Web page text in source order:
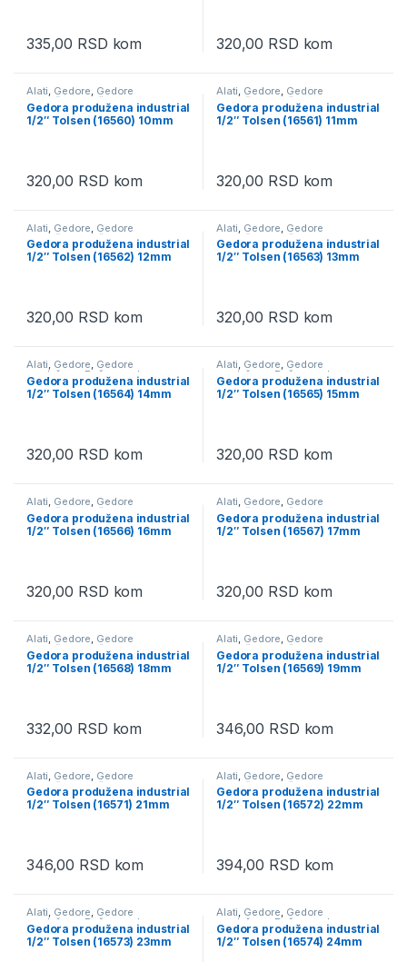
335,00 RSD kom 320,00 RSD kom
Alati, Gedore, Gedore
produžene Račne, gedore,
adapteri i produžeci ( nastavci ),
Ručni alati
Gedora produžena industrial
1/2″ Tolsen (16560) 10mm
320,00 RSD kom
Alati, Gedore, Gedore
produžene Račne, gedore,
adapteri i produžeci ( nastavci ),
Ručni alati
Gedora produžena industrial
1/2″ Tolsen (16561) 11mm
320,00 RSD kom
Alati Gedore Gedore
produžene Račne, gedore,
adapteri i produžeci ( nastavci ),
Ručni alati
Gedora produžena industrial
1/2″ Tolsen (16562) 12mm
320,00 RSD kom
Alati Gedore Gedore
produžene Račne, gedore,
adapteri i produžeci ( nastavci ),
Ručni alati
Gedora produžena industrial
1/2″ Tolsen (16563) 13mm
320,00 RSD kom
Alati, Gedore, Gedore
produžene Račne, gedore,
adapteri i produžeci ( nastavci ),
Ručni alati
Gedora produžena industrial
1/2″ Tolsen (16564) 14mm
320,00 RSD kom
Alati, Gedore, Gedore
produžene Račne, gedore,
adapteri i produžeci ( nastavci ),
Ručni alati
Gedora produžena industrial
1/2″ Tolsen (16565) 15mm
320,00 RSD kom
Alati, Gedore, Gedore
produžene Račne, gedore,
adapteri i produžeci ( nastavci ),
Ručni alati
Gedora produžena industrial
1/2″ Tolsen (16566) 16mm
320,00 RSD kom
Alati, Gedore, Gedore
produžene Račne, gedore,
adapteri i produžeci ( nastavci ),
Ručni alati
Gedora produžena industrial
1/2″ Tolsen (16567) 17mm
320,00 RSD kom
Alati, Gedore, Gedore
produžene Račne, gedore,
adapteri i produžeci ( nastavci ),
Ručni alati
Gedora produžena industrial
1/2″ Tolsen (16568) 18mm
332,00 RSD kom
Alati, Gedore, Gedore
produžene Račne, gedore,
adapteri i produžeci ( nastavci ),
Ručni alati
Gedora produžena industrial
1/2″ Tolsen (16569) 19mm
346,00 RSD kom
Alati Gedore Gedore
produžene Račne, gedore,
adapteri i produžeci ( nastavci ),
Ručni alati
Gedora produžena industrial
1/2″ Tolsen (16571) 21mm
346,00 RSD kom
Alati Gedore Gedore
produžene Račne, gedore,
adapteri i produžeci ( nastavci ),
Ručni alati
Gedora produžena industrial
1/2″ Tolsen (16572) 22mm
394,00 RSD kom
Alati, Gedore, Gedore
produžene Račne, gedore,
adapteri i produžeci ( nastavci ),
Ručni alati
Gedora produžena industrial
1/2″ Tolsen (16573) 23mm
Alati, Gedore, Gedore
produžene Račne, gedore,
adapteri i produžeci ( nastavci ),
Ručni alati
Gedora produžena industrial
1/2″ Tolsen (16574) 24mm